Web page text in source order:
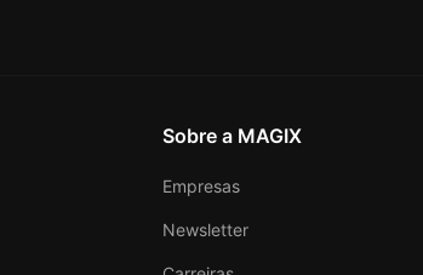
Sobre a MAGIX
Empresas
Newsletter